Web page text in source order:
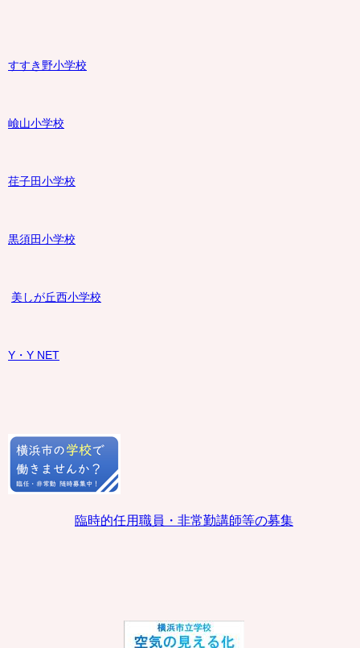
すすき野小学校
嶮山小学校
荏子田小学校
黒須田小学校
美しが丘西小学校
Y・Y NET
臨時的任用職員・非常勤講師等の募集